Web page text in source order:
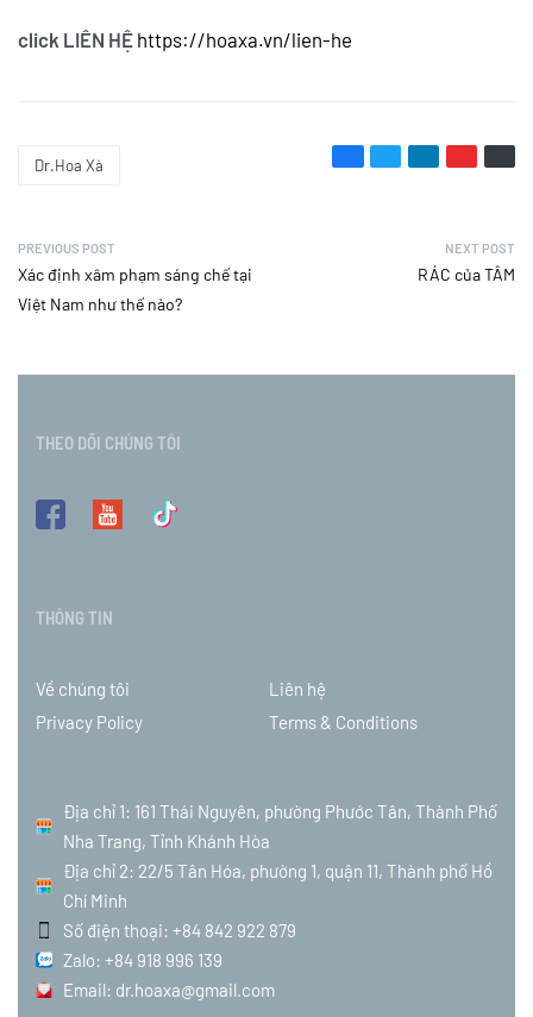
click LIÊN HỆ https://hoaxa.vn/lien-he
Dr.Hoa Xà
PREVIOUS POST
Xác định xâm phạm sáng chế tại
Việt Nam như thế nào?
NEXT POST
RÁC của TÂM
THEO DÕI CHÚNG TÔI
THÔNG TIN
Về chúng tôi
Liên hệ
Privacy Policy
Terms & Conditions
Địa chỉ 1: 161 Thái Nguyên, phường Phước Tân, Thành Phố
Nha Trang, Tỉnh Khánh Hòa
Địa chỉ 2: 22/5 Tân Hóa, phường 1, quận 11, Thành phố Hồ
Chí Minh
Số điện thoại: +84 842 922 879
Zalo: +84 918 996 139
Email: dr.hoaxa@gmail.com